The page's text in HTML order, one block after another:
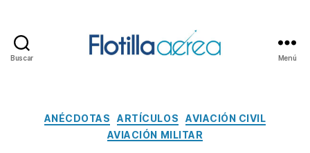
Buscar Menú
Categorías
ANÉCDOTAS ARTÍCULOS
AVIACIÓN CIVIL
AVIACIÓN MILITAR